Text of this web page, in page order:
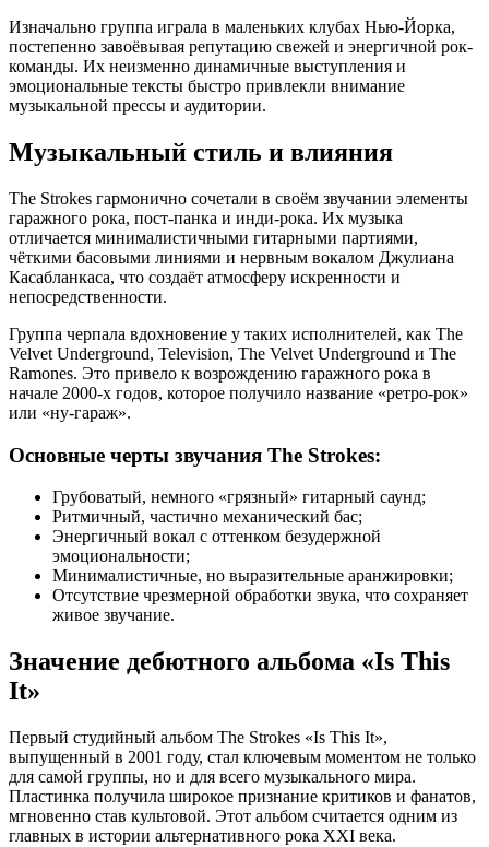
Изначально группа играла в маленьких клубах Нью-Йорка,
постепенно завоёвывая репутацию свежей и энергичной рок-
команды. Их неизменно динамичные выступления и
эмоциональные тексты быстро привлекли внимание
музыкальной прессы и аудитории.
Музыкальный стиль и влияния
The Strokes гармонично сочетали в своём звучании элементы
гаражного рока, пост-панка и инди-рока. Их музыка
отличается минималистичными гитарными партиями,
чёткими басовыми линиями и нервным вокалом Джулиана
Касабланкаса, что создаёт атмосферу искренности и
непосредственности.
Группа черпала вдохновение у таких исполнителей, как The
Velvet Underground, Television, The Velvet Underground и The
Ramones. Это привело к возрождению гаражного рока в
начале 2000-х годов, которое получило название «ретро-рок»
или «ну-гараж».
Основные черты звучания The Strokes:
Грубоватый, немного «грязный» гитарный саунд;
Ритмичный, частично механический бас;
Энергичный вокал с оттенком безудержной
эмоциональности;
Минималистичные, но выразительные аранжировки;
Отсутствие чрезмерной обработки звука, что сохраняет
живое звучание.
Значение дебютного альбома «Is This
It»
Первый студийный альбом The Strokes «Is This It»,
выпущенный в 2001 году, стал ключевым моментом не только
для самой группы, но и для всего музыкального мира.
Пластинка получила широкое признание критиков и фанатов,
мгновенно став культовой. Этот альбом считается одним из
главных в истории альтернативного рока XXI века.